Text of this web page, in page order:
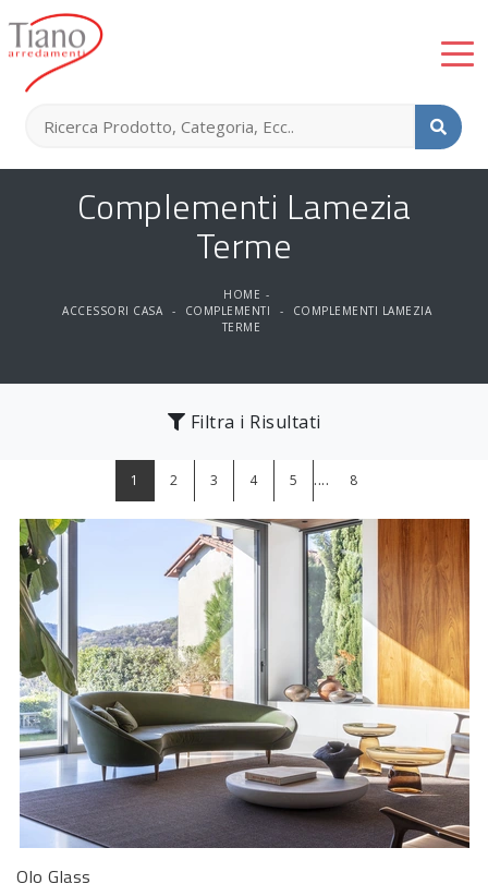
Complementi Lamezia
Terme
HOME -
ACCESSORI CASA
- COMPLEMENTI -
COMPLEMENTI LAMEZIA
TERME
Filtra i Risultati
1 2 3 4 5 .... 8
Olo Glass